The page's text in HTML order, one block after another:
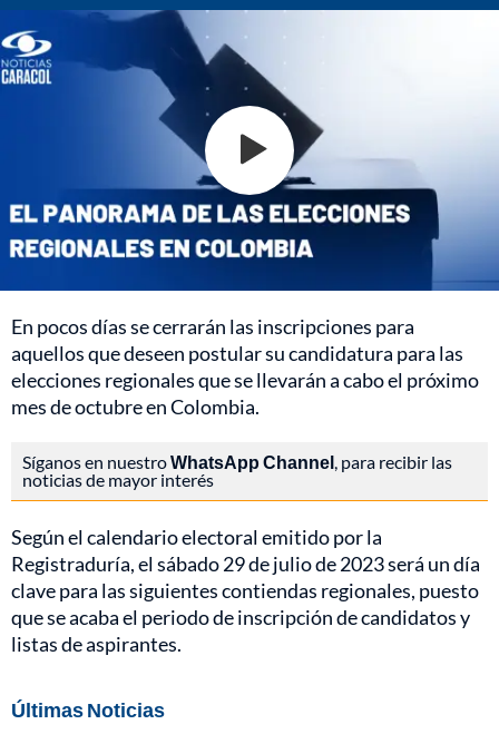
En pocos días se cerrarán las inscripciones para
aquellos que deseen postular su candidatura para las
elecciones regionales que se llevarán a cabo el próximo
mes de octubre en Colombia.
Síganos en nuestroWhatsApp Channel , para recibir las
noticias de mayor interés
Según el calendario electoral emitido por la
Registraduría, el sábado 29 de julio de 2023 será un día
clave para las siguientes contiendas regionales, puesto
que se acaba el periodo de inscripción de candidatos y
listas de aspirantes.
Últimas Noticias